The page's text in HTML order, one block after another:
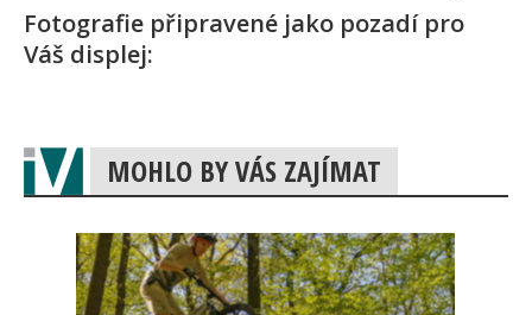
Fotografie připravené jako pozadí pro
Váš displej:
MOHLO BY VÁS ZAJÍMAT